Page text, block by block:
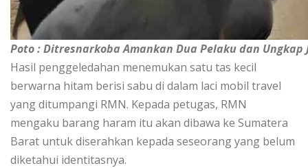
Poto : Ditresnarkoba Amankan Dua Pelaku dan
Hasil penggeledahan menemukan satu tas kecil
berwarna hitam berisi sabu di dalam laci mobil travel
yang ditumpangi RMN. Kepada petugas, RMN
mengaku barang haram itu akan dibawa ke Sumatera
Barat untuk diserahkan kepada seseorang yang belum
diketahui identitasnya.